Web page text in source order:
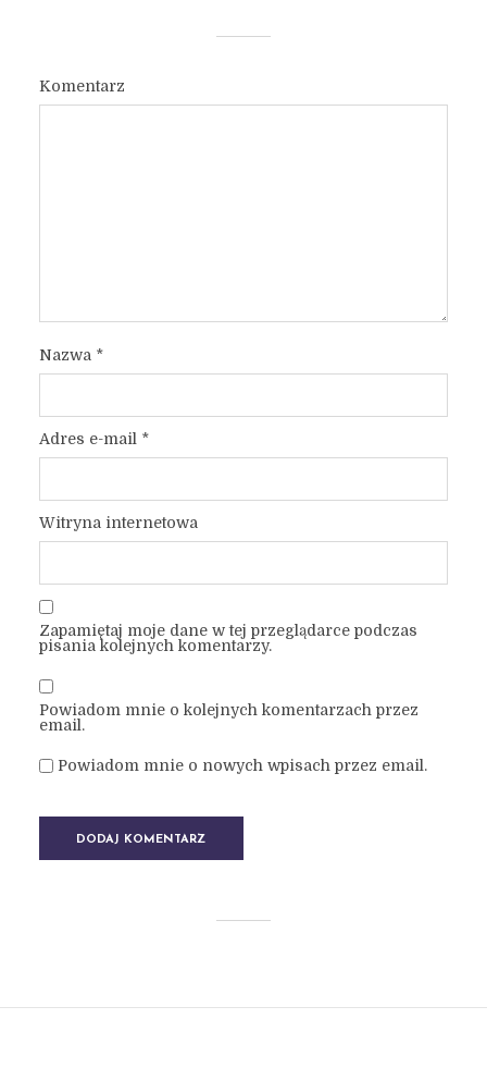
Komentarz
Nazwa *
Adres e-mail *
Witryna internetowa
Zapamiętaj moje dane w tej przeglądarce podczas
pisania kolejnych komentarzy.
Powiadom mnie o kolejnych komentarzach przez
email.
Powiadom mnie o nowych wpisach przez email.